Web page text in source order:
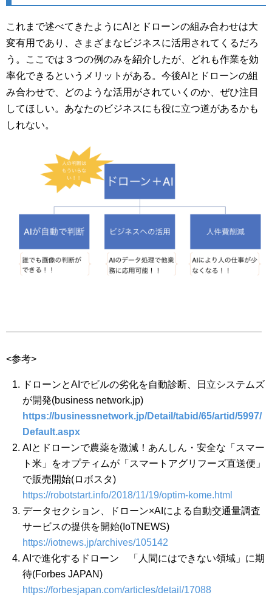
これまで述べてきたようにAIとドローンの組み合わせは大
変有用であり、さまざまなビジネスに活用されてくるだろ
う。ここでは３つの例のみを紹介したが、どれも作業を効
率化できるというメリットがある。今後AIとドローンの組
み合わせで、どのような活用がされていくのか、ぜひ注目
してほしい。あなたのビジネスにも役に立つ道があるかも
しれない。
<参考>
ドローンとAIでビルの劣化を自動診断、日立システムズ
が開発(business network.jp)
https://businessnetwork.jp/Detail/tabid/65/artid/5997/
Default.aspx
AIとドローンで農薬を激減！あんしん・安全な「スマー
ト米」をオプティムが「スマートアグリフーズ直送便」
で販売開始(ロボスタ)
https://robotstart.info/2018/11/19/optim-kome.html
データセクション、ドローン×AIによる自動交通量調査
サービスの提供を開始(IoTNEWS)
https://iotnews.jp/archives/105142
AIで進化するドローン 「人間にはできない領域」に期
待(Forbes JAPAN)
https://forbesjapan.com/articles/detail/17088